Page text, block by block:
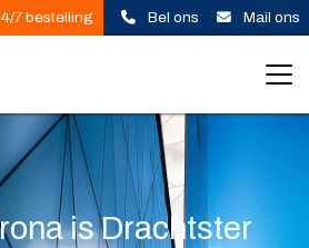
is Drachtster